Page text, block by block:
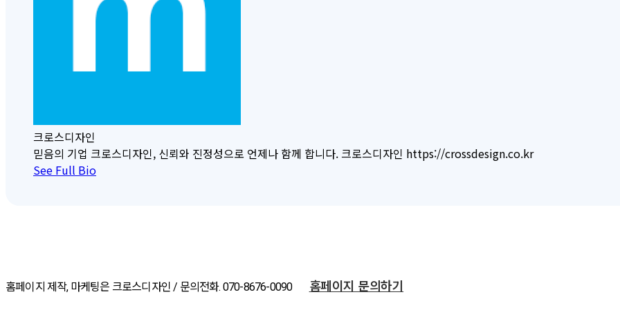
크로스디자인
믿음의 기업 크로스디자인, 신뢰와 진정성으로 언제나 함께 합니다. 크로스디자인 https://crossdesign.co.kr
See Full Bio
홈페이지 제작, 마케팅은 크로스디자인 / 문의전화. 070-8676-0090 홈페이지 문의하기